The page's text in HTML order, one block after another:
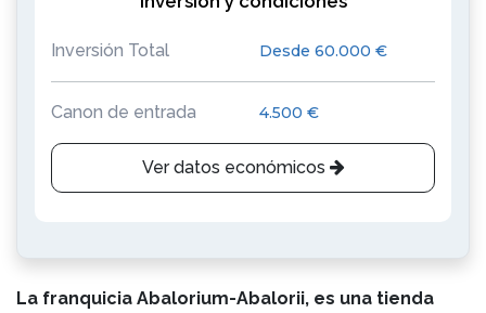
Inversión Total Desde 60.000 €
Canon de entrada 4.500 €
Ver datos económicos
La franquicia Abalorium-Abalorii, es una tienda